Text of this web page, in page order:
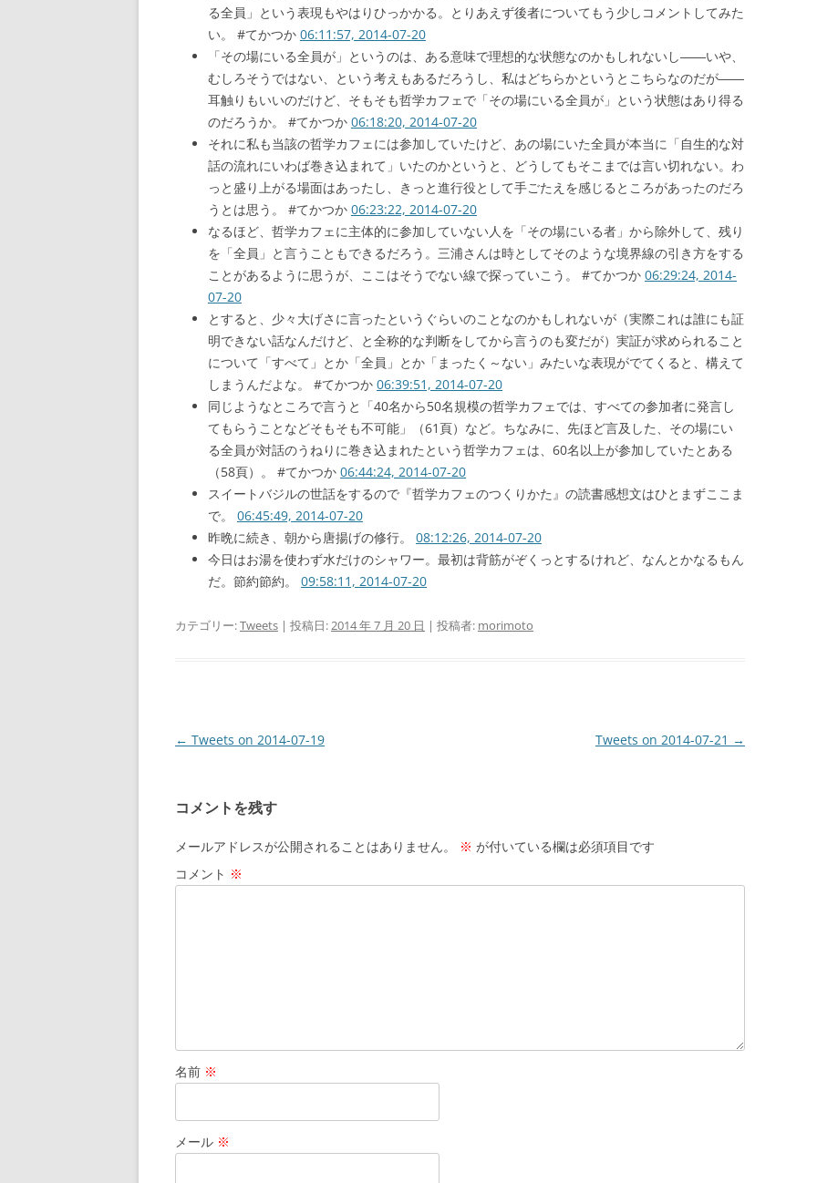
る全員」という表現もやはりひっかかる。とりあえず後者についてもう少しコメントしてみた
い。 #てかつか 06:11:57, 2014-07-20
「その場にいる全員が」というのは、ある意味で理想的な状態なのかもしれないし――いや、
むしろそうではない、という考えもあるだろうし、私はどちらかというとこちらなのだが――
耳触りもいいのだけど、そもそも哲学カフェで「その場にいる全員が」という状態はあり得る
のだろうか。 #てかつか 06:18:20, 2014-07-20
それに私も当該の哲学カフェには参加していたけど、あの場にいた全員が本当に「自生的な対
話の流れにいわば巻き込まれて」いたのかというと、どうしてもそこまでは言い切れない。わ
っと盛り上がる場面はあったし、きっと進行役として手ごたえを感じるところがあったのだろ
うとは思う。 #てかつか 06:23:22, 2014-07-20
なるほど、哲学カフェに主体的に参加していない人を「その場にいる者」から除外して、残り
を「全員」と言うこともできるだろう。三浦さんは時としてそのような境界線の引き方をする
ことがあるように思うが、ここはそうでない線で探っていこう。 #てかつか 06:29:24, 2014-
07-20
とすると、少々大げさに言ったというぐらいのことなのかもしれないが（実際これは誰にも証
明できない話なんだけど、と全称的な判断をしてから言うのも変だが）実証が求められること
について「すべて」とか「全員」とか「まったく～ない」みたいな表現がでてくると、構えて
しまうんだよな。 #てかつか 06:39:51, 2014-07-20
同じようなところで言うと「40名から50名規模の哲学カフェでは、すべての参加者に発言し
てもらうことなどそもそも不可能」（61頁）など。ちなみに、先ほど言及した、その場にい
る全員が対話のうねりに巻き込まれたという哲学カフェは、60名以上が参加していたとある
（58頁）。 #てかつか 06:44:24, 2014-07-20
スイートバジルの世話をするので『哲学カフェのつくりかた』の読書感想文はひとまずここま
で。 06:45:49, 2014-07-20
昨晩に続き、朝から唐揚げの修行。 08:12:26, 2014-07-20
今日はお湯を使わず水だけのシャワー。最初は背筋がぞくっとするけれど、なんとかなるもん
だ。節約節約。 09:58:11, 2014-07-20
カテゴリー:Tweets | 投稿日:2014 年 7 月 20 日 | 投稿者: morimoto
投
ビ
ゲ
ー
シ
← Tweets on 2014-07-19 Tweets on 2014-07-21 →
コメントを残す
メールアドレスが公開されることはありません。 ※ が付いている欄は必須項目です
コメント ※
名前 ※
メール ※